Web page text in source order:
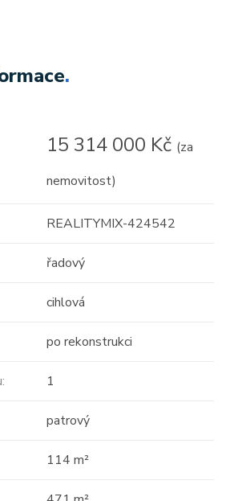
.
15 314 000 Kč (za
nemovitost)
REALITYMIX-424542
řadový
cihlová
po rekonstrukci
1
patrový
114 m²